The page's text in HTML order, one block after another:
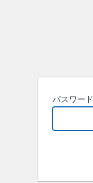
パスワード